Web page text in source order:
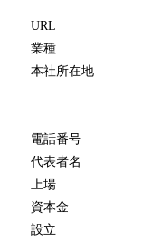
URL
業種
本社所在地
電話番号
代表者名
上場
資本金
設立